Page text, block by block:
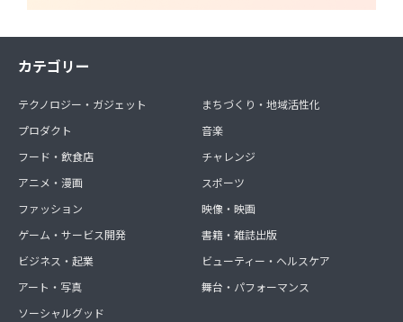
カテゴリー
テクノロジー・ガジェット
プロダクト
フード・飲食店
アニメ・漫画
ファッション
ゲーム・サービス開発
ビジネス・起業
アート・写真
ソーシャルグッド
まちづくり・地域活性化
音楽
チャレンジ
スポーツ
映像・映画
書籍・雑誌出版
ビューティー・ヘルスケア
舞台・パフォーマンス